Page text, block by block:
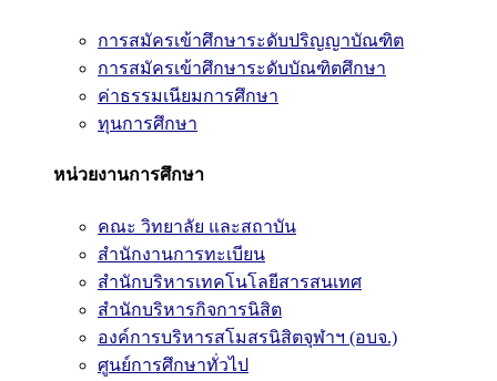
การสมัครเข้าศึกษาระดับปริญญาบัณฑิต
การสมัครเข้าศึกษาระดับบัณฑิตศึกษา
ค่าธรรมเนียมการศึกษา
ทุนการศึกษา
หน่วยงานการศึกษา
คณะ วิทยาลัย และสถาบัน
สำนักงานการทะเบียน
สำนักบริหารเทคโนโลยีสารสนเทศ
สำนักบริหารกิจการนิสิต
องค์การบริหารสโมสรนิสิตจุฬาฯ (อบจ.)
ศูนย์การศึกษาทั่วไป